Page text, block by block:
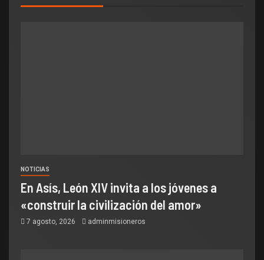
NOTICIAS
En Asís, León XIV invita a los jóvenes a
«construir la civilización del amor»
7 agosto, 2026 adminmisioneros